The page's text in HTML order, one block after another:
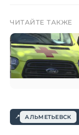
ЧИТАЙТЕ ТАКЖЕ
АЛЬМЕТЬЕВСК